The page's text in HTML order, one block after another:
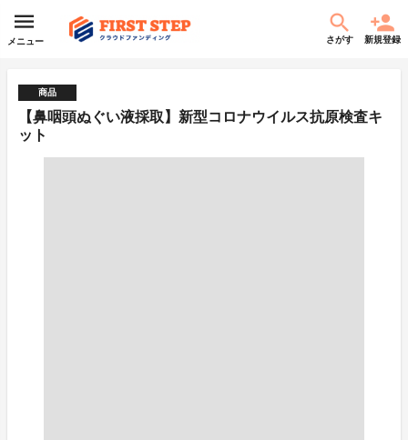
メニュー さがす 新規登録
商品
【鼻咽頭ぬぐい液採取】新型コロナウイルス抗原検査キ
ット